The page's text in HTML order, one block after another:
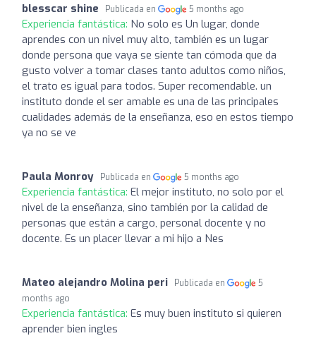
blesscar shine Publicada en 5 months ago
Experiencia fantástica: No solo es Un lugar, donde
aprendes con un nivel muy alto, también es un lugar
donde persona que vaya se siente tan cómoda que da
gusto volver a tomar clases tanto adultos como niños,
el trato es igual para todos. Super recomendable. un
instituto donde el ser amable es una de las principales
cualidades además de la enseñanza, eso en estos tiempo
ya no se ve
Paula Monroy Publicada en 5 months ago
Experiencia fantástica: El mejor instituto, no solo por el
nivel de la enseñanza, sino también por la calidad de
personas que están a cargo, personal docente y no
docente. Es un placer llevar a mi hijo a Nes
Mateo alejandro Molina peri Publicada en
5
months ago
Experiencia fantástica: Es muy buen instituto si quieren
aprender bien ingles